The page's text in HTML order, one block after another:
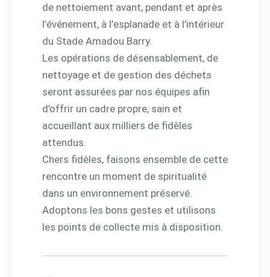
de nettoiement avant, pendant et après
l’événement, à l’esplanade et à l’intérieur
du Stade Amadou Barry.
Les opérations de désensablement, de
nettoyage et de gestion des déchets
seront assurées par nos équipes afin
d’offrir un cadre propre, sain et
accueillant aux milliers de fidèles
attendus.
Chers fidèles, faisons ensemble de cette
rencontre un moment de spiritualité
dans un environnement préservé.
Adoptons les bons gestes et utilisons
les points de collecte mis à disposition.